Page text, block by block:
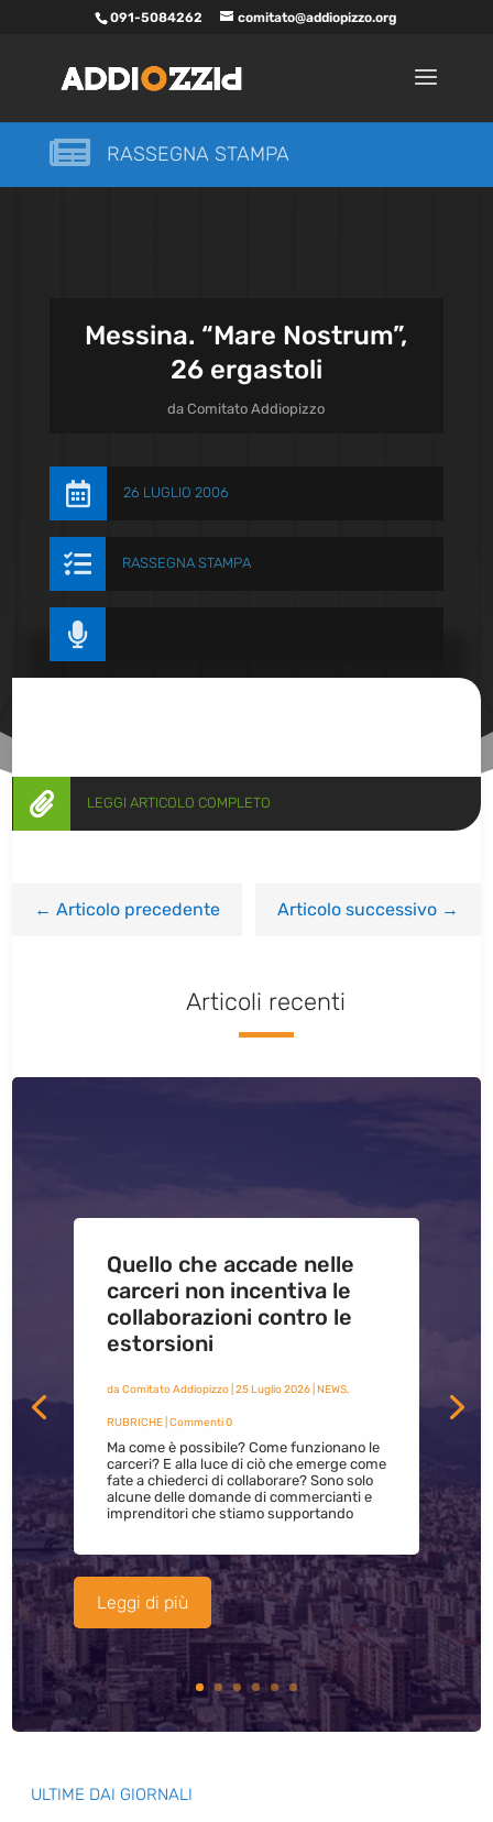
091-5084262 comitato@addiopizzo.org
 RASSEGNA STAMPA
Messina. “Mare Nostrum”,
26 ergastoli
daComitato Addiopizzo
 26 LUGLIO 2006
 RASSEGNA STAMPA

 LEGGI ARTICOLO COMPLETO
←Articolo precedente Articolo successivo→
Articoli recenti
Quello che accade nelle
carceri non incentiva le
collaborazioni contro le
estorsioni
da Comitato Addiopizzo| 25 Luglio 2026| NEWS,
RUBRICHE| Commenti 0
Ma come è possibile? Come funzionano le
carceri? E alla luce di ciò che emerge come
fate a chiederci di collaborare? Sono solo
alcune delle domande di commercianti e
imprenditori che stiamo supportando
Leggi di più
ULTIME DAI GIORNALI